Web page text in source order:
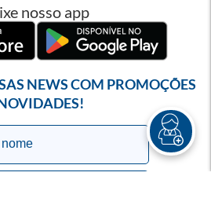
nosso app
NEWS COM PROMOÇÕES